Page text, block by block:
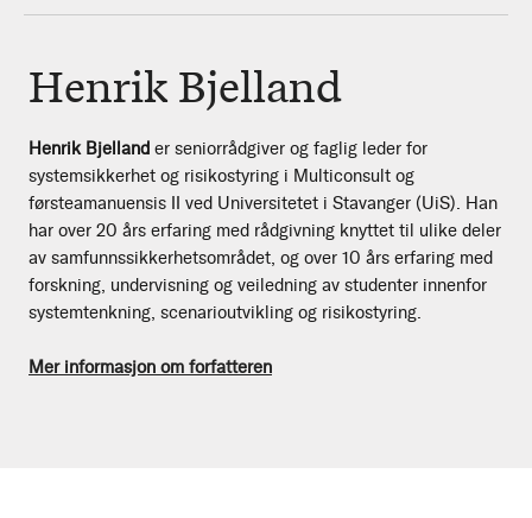
Henrik Bjelland
Henrik Bjelland er seniorrådgiver og faglig leder for
systemsikkerhet og risikostyring i Multiconsult og
førsteamanuensis II ved Universitetet i Stavanger (UiS). Han
har over 20 års erfaring med rådgivning knyttet til ulike deler
av samfunnssikkerhetsområdet, og over 10 års erfaring med
forskning, undervisning og veiledning av studenter innenfor
systemtenkning, scenarioutvikling og risikostyring.
Mer informasjon om forfatteren